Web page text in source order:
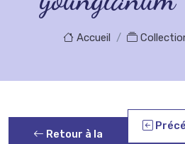
Accueil
Retour à la